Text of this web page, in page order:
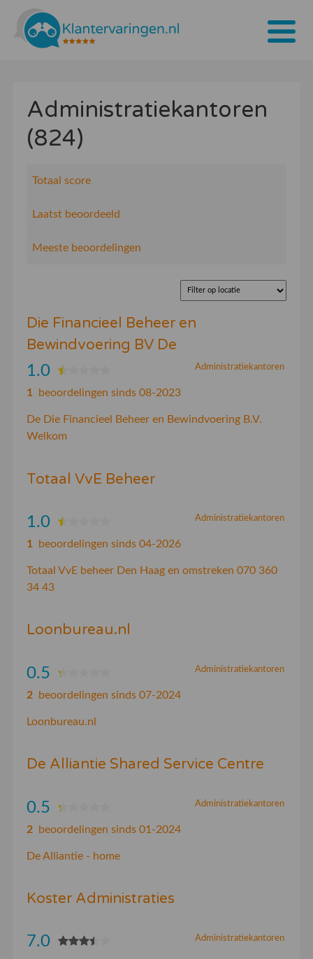
Tarieven
Bedrijven
Administratiekantoren
(824)
Totaal score
Laatst beoordeeld
Meeste beoordelingen
Die Financieel Beheer en
Bewindvoering BV De
Administratiekantoren
1.0
1 beoordelingen sinds 08-2023
De Die Financieel Beheer en Bewindvoering B.V.
Welkom
Totaal VvE Beheer
Administratiekantoren
1.0
1 beoordelingen sinds 04-2026
Totaal VvE beheer Den Haag en omstreken 070 360
34 43
Loonbureau.nl
Administratiekantoren
0.5
2beoordelingen sinds 07-2024
Loonbureau.nl
De Alliantie Shared Service Centre
Administratiekantoren
0.5
2beoordelingen sinds 01-2024
De Alliantie - home
Koster Administraties
Administratiekantoren
7.0